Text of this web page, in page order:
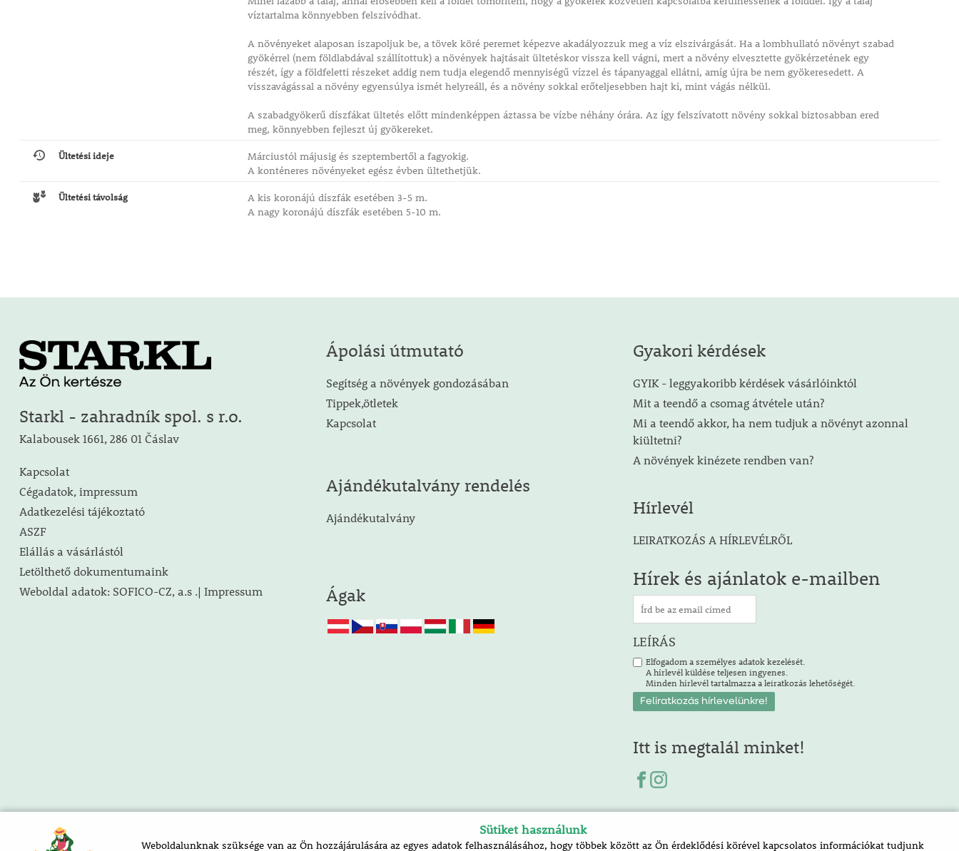
víztartalma könnyebben felszívódhat.
A növényeket alaposan iszapoljuk be, a tövek köré peremet képezve akadályozzuk meg a víz elszivárgását. Ha a lombhullató növényt szabad
gyökérrel (nem földlabdával szállítottuk) a növények hajtásait ültetéskor vissza kell vágni, mert a növény elvesztette gyökérzetének egy
részét, így a földfeletti részeket addig nem tudja elegendő mennyiségű vízzel és tápanyaggal ellátni, amíg újra be nem gyökeresedett. A
visszavágással a növény egyensúlya ismét helyreáll, és a növény sokkal erőteljesebben hajt ki, mint vágás nélkül.
A szabadgyökerű díszfákat ültetés előtt mindenképpen áztassa be vízbe néhány órára. Az így felszívatott növény sokkal biztosabban ered
meg, könnyebben fejleszt új gyökereket.
Ültetési ideje
Márciustól májusig és szeptembertől a fagyokig.
A konténeres növényeket egész évben ültethetjük.
Ültetési távolság
A kis koronájú díszfák esetében 3-5 m.
A nagy koronájú díszfák esetében 5-10 m.
Starkl - zahradník spol. s r.o.
Kalabousek 1661, 286 01 Čáslav
Kapcsolat
Cégadatok, impressum
Adatkezelési tájékoztató
ASZF
Elállás a vásárlástól
Letölthető dokumentumaink
Weboldal adatok: SOFICO-CZ, a.s .| Impressum
Ápolási útmutató
Segítség a növények gondozásában
Tippek,ötletek
Kapcsolat
Ajándékutalvány rendelés
Ajándékutalvány
Ágak
Gyakori kérdések
GYIK - leggyakoribb kérdések vásárlóinktól
Mit a teendő a csomag átvétele után?
Mi a teendő akkor, ha nem tudjuk a növényt azonnal
kiültetni?
A növények kinézete rendben van?
Hírlevél
LEIRATKOZÁS A HÍRLEVÉLRŐL
Hírek és ajánlatok e-mailben
LEÍRÁS
Elfogadom a személyes adatok kezelését.
A hírlevél küldése teljesen ingyenes.
Minden hírlevél tartalmazza a leiratkozás lehetőségét.
Itt is megtalál minket!
Sütiket használunk
Weboldalunknak szüksége van az Ön hozzájárulására az egyes adatok felhasználásához, hogy többek között az Ön érdeklődési körével kapcsolatos információkat tudjunk